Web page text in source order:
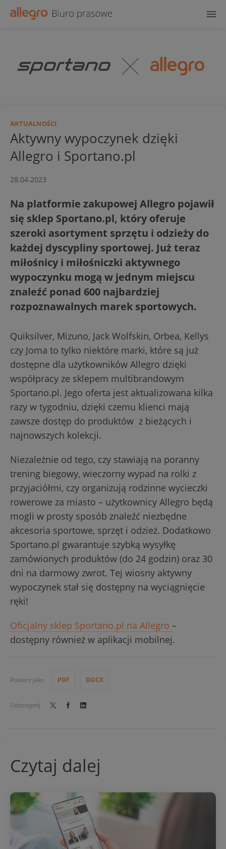
AKTUALNOŚCI
Aktywny wypoczynek dzięki
Allegro i Sportano.pl
28.04.2023
Na platformie zakupowej Allegro pojawił
się sklep Sportano.pl, który oferuje
szeroki asortyment sprzętu i odzieży do
każdej dyscypliny sportowej. Już teraz
miłośnicy i miłośniczki aktywnego
wypoczynku mogą w jednym miejscu
znaleźć ponad 600 najbardziej
rozpoznawalnych marek sportowych.
Quiksilver, Mizuno, Jack Wolfskin, Orbea, Kellys
czy Joma to tylko niektóre marki, które są już
dostępne dla użytkowników Allegro dzięki
współpracy ze sklepem multibrandowym
Sportano.pl. Jego oferta jest aktualizowana kilka
razy w tygodniu, dzięki czemu klienci mają
zawsze dostęp do produktów z bieżących i
najnowszych kolekcji.
Niezależnie od tego, czy stawiają na poranny
trening biegowy, wieczorny wypad na rolki z
przyjaciółmi, czy organizują rodzinne wycieczki
rowerowe za miasto – użytkownicy Allegro będą
mogli w prosty sposób znaleźć niezbędne
akcesoria sportowe, sprzęt i odzież. Dodatkowo
Sportano.pl gwarantuje szybką wysyłkę
zamówionych produktów (do 24 godzin) oraz 30
dni na darmowy zwrot. Tej wiosny aktywny
wypoczynek stał się dostępny na wyciągnięcie
ręki!
Oficjalny sklep Sportano.pl na Allegro –
dostępny również w aplikacji mobilnej.
Pobierz jako PDF DOCX
Udostępnij
Czytaj dalej